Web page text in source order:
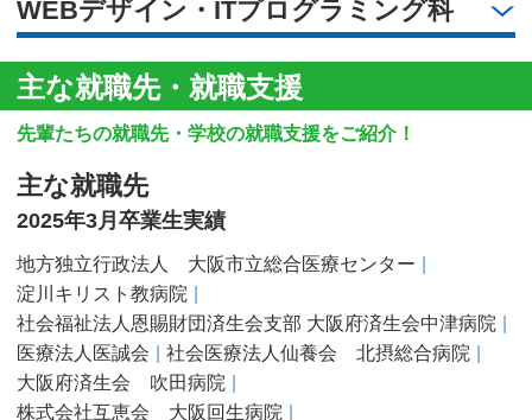
WEBデザイン・ITプログラミング科
主な就職先・就職支援
先輩たちの就職先・学校の就職支援をご紹介！
主な就職先
2025年3月卒業生実績
地方独立行政法人 大阪市立総合医療センター
淀川キリスト教病院
社会福祉法人恩賜財団済生会支部 大阪府済生会中津病院
医療法人医誠会
社会医療法人仙養会 北摂総合病院
大阪府済生会 吹田病院
株式会社互恵会 大阪回生病院